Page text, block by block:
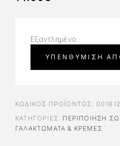
Εξαντλημένο
ΚΩΔΙΚΌΣ ΠΡΟΪΌΝΤΟΣ: 001812
ΚΑΤΗΓΟΡΊΕΣ: ΠΕΡΙΠΟΊΗΣΗ
ΓΑΛΑΚΤΏΜΑΤΑ & ΚΡΈΜΕΣ